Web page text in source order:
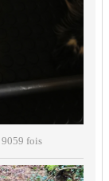
fois